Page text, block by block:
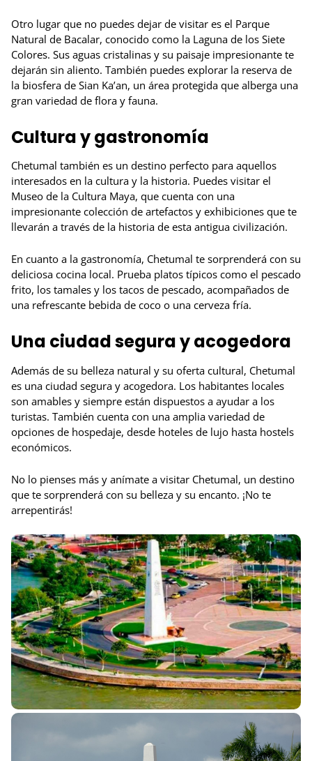
Otro lugar que no puedes dejar de visitar es el Parque
Natural de Bacalar, conocido como la Laguna de los Siete
Colores. Sus aguas cristalinas y su paisaje impresionante te
dejarán sin aliento. También puedes explorar la reserva de
la biosfera de Sian Ka’an, un área protegida que alberga una
gran variedad de flora y fauna.
Cultura y gastronomía
Chetumal también es un destino perfecto para aquellos
interesados en la cultura y la historia. Puedes visitar el
Museo de la Cultura Maya, que cuenta con una
impresionante colección de artefactos y exhibiciones que te
llevarán a través de la historia de esta antigua civilización.
En cuanto a la gastronomía, Chetumal te sorprenderá con su
deliciosa cocina local. Prueba platos típicos como el pescado
frito, los tamales y los tacos de pescado, acompañados de
una refrescante bebida de coco o una cerveza fría.
Una ciudad segura y acogedora
Además de su belleza natural y su oferta cultural, Chetumal
es una ciudad segura y acogedora. Los habitantes locales
son amables y siempre están dispuestos a ayudar a los
turistas. También cuenta con una amplia variedad de
opciones de hospedaje, desde hoteles de lujo hasta hostels
económicos.
No lo pienses más y anímate a visitar Chetumal, un destino
que te sorprenderá con su belleza y su encanto. ¡No te
arrepentirás!